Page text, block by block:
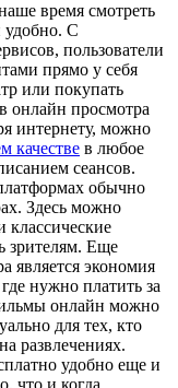
время смотреть
удобно. С
пользователи
прямо у себя
или покупать
онлайн просмотра
интернету, можно
качестве в любое
сеансов.
обычно
Здесь можно
классические
зрителям. Еще
является экономия
нужно платить за
онлайн можно
для тех, кто
развлечениях.
удобно еще и